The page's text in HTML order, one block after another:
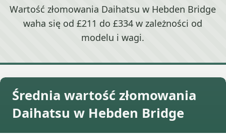
Wartość złomowania Daihatsu w Hebden Bridge
waha się od £211 do £334 w zależności od
modelu i wagi.
Średnia wartość złomowania
Daihatsu w Hebden Bridge